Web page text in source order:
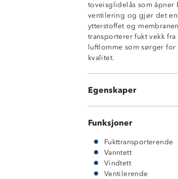
toveisglidelås som åpner
ventilering og gjør det
ytterstoffet og
transporterer fukt vekk
luftlomme som sørger for
kvalitet.
Egenskaper
Beltehemper
Elastik i sidene
Trykknapp i front
To glidelåslommer i
Toveisglidelås
Vannavstøtende
2-lags skallbukse
Funksjoner
Fukttransporterende
Vanntett
Vindtett
Ventilerende